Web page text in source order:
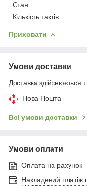
Стан
Кількість тактів
Приховати
Умови доставки
Доставка здійснюється
Нова Пошта
Всі умови доставки
Умови оплати
Оплата на рахунок
Накладений платіж